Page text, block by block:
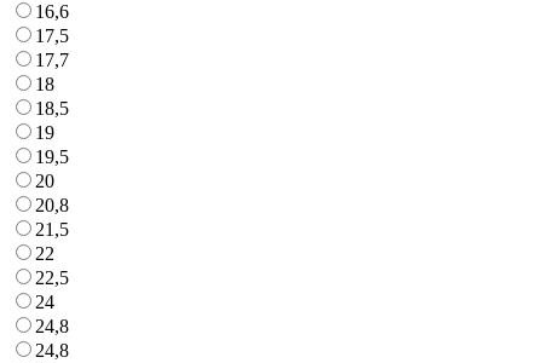
16,6
17,5
17,7
18
18,5
19
19,5
20
20,8
21,5
22
22,5
24
24,8
24,8